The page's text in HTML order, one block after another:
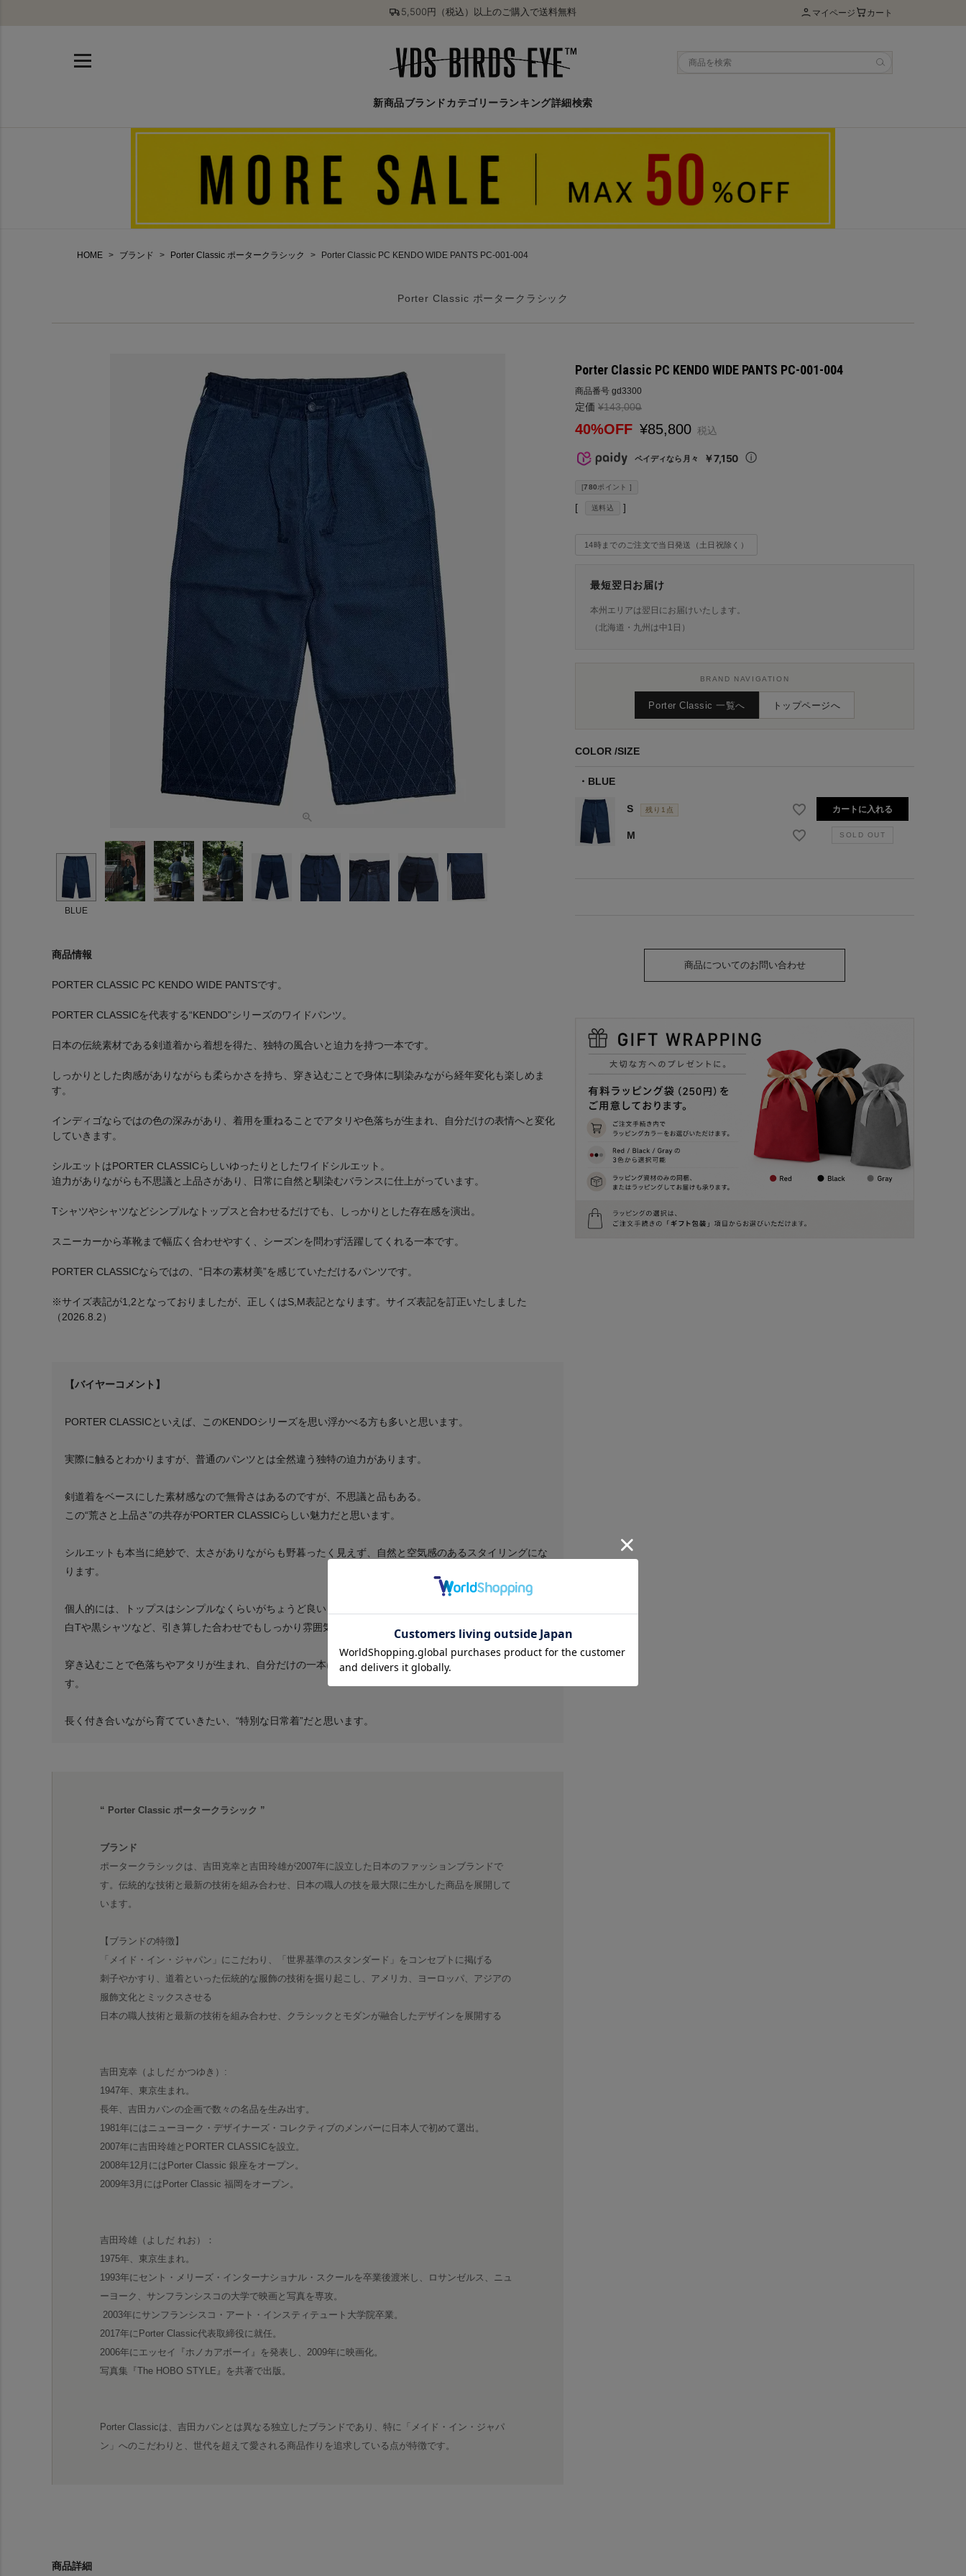
5,500円（税込）以上のご購入で送料無料 マイページ カート
新商品ブランド カテゴリーランキング詳細検索
HOME ブランド Porter Classic ポータークラシック Porter Classic PC KENDO WIDE PANTS PC-001-004
Porter Classic ポータークラシック
BLUE
商品情報
PORTER CLASSIC PC KENDO WIDE PANTSです。
PORTER CLASSICを代表する“KENDO”シリーズのワイドパンツ。
日本の伝統素材である剣道着から着想を得た、独特の風合いと迫力を持つ一本です。
しっかりとした肉感がありながらも柔らかさを持ち、穿き込むことで身体に馴染みながら経年変化も楽しめま
す。
インディゴならではの色の深みがあり、着用を重ねることでアタリや色落ちが生まれ、自分だけの表情へと変化
していきます。
シルエットはPORTER CLASSICらしいゆったりとしたワイドシルエット。
迫力がありながらも不思議と上品さがあり、日常に自然と馴染むバランスに仕上がっています。
Tシャツやシャツなどシンプルなトップスと合わせるだけでも、しっかりとした存在感を演出。
スニーカーから革靴まで幅広く合わせやすく、シーズンを問わず活躍してくれる一本です。
PORTER CLASSICならではの、“日本の素材美”を感じていただけるパンツです。
※サイズ表記が1,2となっておりましたが、正しくはS,M表記となります。サイズ表記を訂正いたしました
（2026.8.2）
【バイヤーコメント】
PORTER CLASSICといえば、このKENDOシリーズを思い浮かべる方も多いと思います。
実際に触るとわかりますが、普通のパンツとは全然違う独特の迫力があります。
剣道着をベースにした素材感なので無骨さはあるのですが、不思議と品もある。
この“荒さと上品さ”の共存がPORTER CLASSICらしい魅力だと思います。
シルエットも本当に絶妙で、太さがありながらも野暮ったく見えず、自然と空気感のあるスタイリングにな
ります。
個人的には、トップスはシンプルなくらいがちょうど良いと思っています。
白Tや黒シャツなど、引き算した合わせでもしっかり雰囲気が出ます。
穿き込むことで色落ちやアタリが生まれ、自分だけの一本に育っていく感覚もこのシリーズの大きな魅力で
す。
長く付き合いながら育てていきたい、“特別な日常着”だと思います。
“ Porter Classic ポータークラシック ”
ブランド
ポータークラシックは、吉田克幸と吉田玲雄が2007年に設立した日本のファッションブランドで
す。伝統的な技術と最新の技術を組み合わせ、日本の職人の技を最大限に生かした商品を展開して
います。
【ブランドの特徴】
「メイド・イン・ジャパン」にこだわり、「世界基準のスタンダード」をコンセプトに掲げる
刺子やかすり、道着といった伝統的な服飾の技術を掘り起こし、アメリカ、ヨーロッパ、アジアの
服飾文化とミックスさせる
日本の職人技術と最新の技術を組み合わせ、クラシックとモダンが融合したデザインを展開する
吉田克幸（よしだ かつゆき）:
1947年、東京生まれ。
長年、吉田カバンの企画で数々の名品を生み出す。
1981年にはニューヨーク・デザイナーズ・コレクティブのメンバーに日本人で初めて選出。
2007年に吉田玲雄とPORTER CLASSICを設立。
2008年12月にはPorter Classic 銀座をオープン。
2009年3月にはPorter Classic 福岡をオープン。
吉田玲雄（よしだ れお）：
1975年、東京生まれ。
1993年にセント・メリーズ・インターナショナル・スクールを卒業後渡米し、ロサンゼルス、ニュ
ーヨーク、サンフランシスコの大学で映画と写真を専攻。
2003年にサンフランシスコ・アート・インスティテュート大学院卒業。
2017年にPorter Classic代表取締役に就任。
2006年にエッセイ『ホノカアボーイ』を発表し、2009年に映画化。
写真集『The HOBO STYLE』を共著で出版。
Porter Classicは、吉田カバンとは異なる独立したブランドであり、特に「メイド・イン・ジャパ
ン」へのこだわりと、世代を超えて愛される商品作りを追求している点が特徴です。
商品詳細
Porter Classic PC KENDO WIDE PANTS PC-001-004
商品番号 gd3300
定価 ¥143,000
→
40%OFF ¥85,800 税込
ペイディなら月々 ￥7,150
[780ポイント ]
送料込
14時までのご注文で当日発送（土日祝除く）
最短翌日お届け
本州エリアは翌日にお届けいたします。
（北海道・九州は中1日）
BRAND NAVIGATION
Porter Classic 一覧へ トップページへ
COLOR SIZE
BLUE
S 残り1点 カートに入れる
M
商品についてのお問い合わせ